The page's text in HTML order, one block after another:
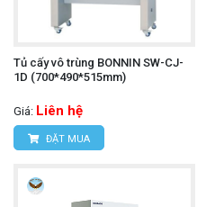
Tủ cấy vô trùng BONNIN SW-CJ-
1D (700*490*515mm)
Giá: Liên hệ
ĐẶT MUA